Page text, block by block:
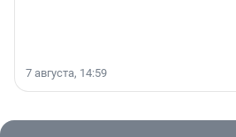
7 августа, 14:59